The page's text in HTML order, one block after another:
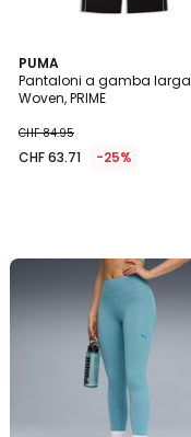
PUMA
Pantaloni a gamba larga
Woven, PRIME
CHF 84.95
CHF 63.71 -25%